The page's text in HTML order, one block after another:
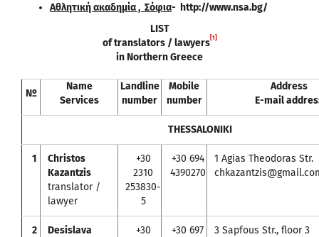
Αθλητική ακαδημία , Σόφια- http://www.nsa.bg/
LIST
of translators / lawyers [1]
in Northern Greece
№
Name
Services
Landline
number
Mobile
number
Address
E-mail
THESSALONIKI
1
Christos
Kazantzis
translator /
lawyer
+30
2310
253830-
5
+30 694
4390270
1 Agias Theodoras Str.
2
Desislava
+30
+30 697
3 Sapfous Str., floor 3